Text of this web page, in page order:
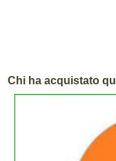
Chi ha acquistato